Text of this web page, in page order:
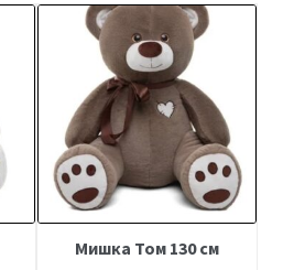
Мишка Том 130 см